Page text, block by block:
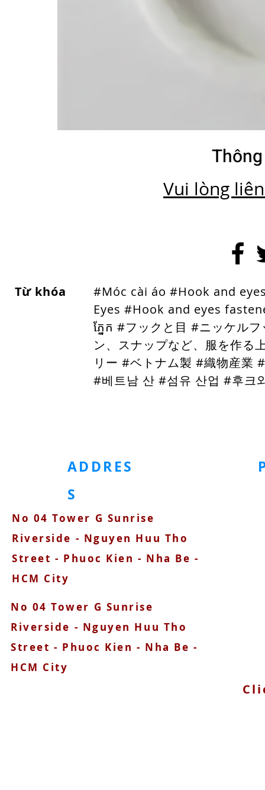
Vui lòng
Từ khóa
#Móc cài áo #Hook and
Eyes #Hook and eyes
ភ្នែក #フックと目 #ニッケル
ン、スナップなど、服を作る
リー #ベトナム製 #織物産業
#베트남 산 #섬유 산업 #후크
ADDRES
S
No 04 Tower G Sunrise
Riverside - Nguyen Huu Tho
Street - Phuoc Kien - Nha Be -
HCM City
No 04 Tower G Sunrise
Riverside - Nguyen Huu Tho
Street - Phuoc Kien - Nha Be -
HCM City